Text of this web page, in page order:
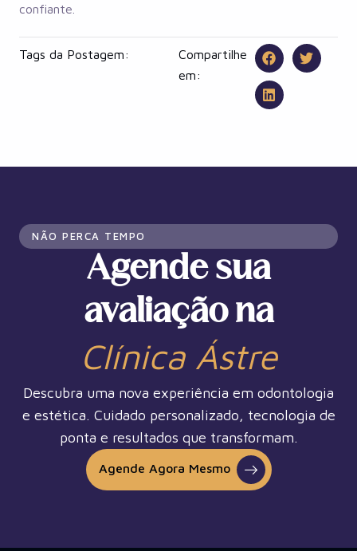
confiante.
Tags da Postagem:
Compartilhe
em:
NÃO PERCA TEMPO
Agende sua
avaliação na
Clínica Ástre
Descubra uma nova experiência em odontologia
e estética. Cuidado personalizado, tecnologia de
ponta e resultados que transformam.
Agende Agora Mesmo